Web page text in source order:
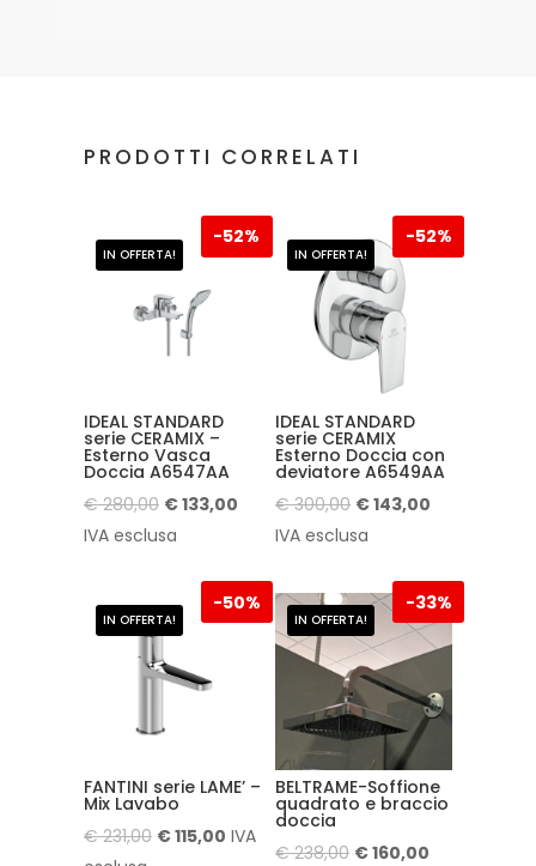
PRODOTTI CORRELATI
IN OFFERTA!
-52%
IDEAL STANDARD
serie CERAMIX –
Esterno Vasca
Doccia A6547AA
€280,00 Il
prezzo
€ 280,00.
€133,00Il
prezzo
è:
€ 133,00.
IVA esclusa
IN OFFERTA!
-52%
IDEAL STANDARD
serie CERAMIX
Esterno Doccia con
deviatore A6549AA
€300,00 Il
prezzo
era:
€ 300,00.
€143,00
è:
€ 143,00.
IVA esclusa
IN OFFERTA!
-50%
FANTINI serie LAME’ –
Mix Lavabo
€231,00 Il€115,00IlIVA
IN OFFERTA!
-33%
BELTRAME-Soffione
quadrato e braccio
doccia
€238,00 Il
€160,00